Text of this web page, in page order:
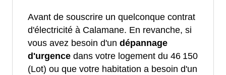
Avant de souscrire un quelconque contrat
d'électricité à Calamane. En revanche, si
vous avez besoin d'un dépannage
d'urgence dans votre logement du 46 150
(Lot) ou que votre habitation a besoin d'un